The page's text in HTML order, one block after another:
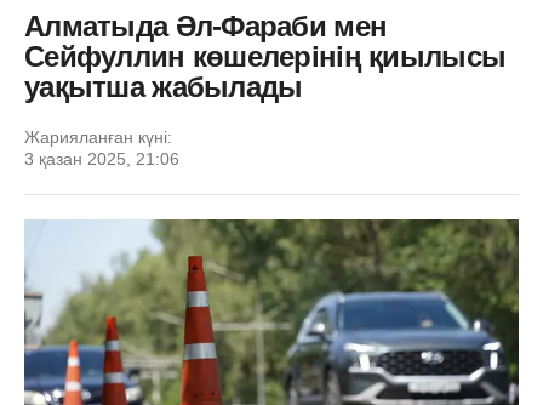
Алматыда Әл-Фараби мен
Сейфуллин көшелерінің қиылысы
уақытша жабылады
Жарияланған күні:
3 қазан 2025, 21:06